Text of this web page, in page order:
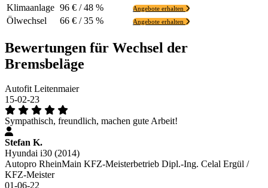
Klimaanlage 96 € / 48 % Angebote erhalten
Ölwechsel 66 € / 35 % Angebote erhalten
Bewertungen für Wechsel der
Bremsbeläge
Autofit Leitenmaier
15-02-23
Sympathisch, freundlich, machen gute Arbeit!
Stefan K.
Hyundai i30 (2014)
Autopro RheinMain KFZ-Meisterbetrieb Dipl.-Ing. Celal Ergül /
KFZ-Meister
01-06-22